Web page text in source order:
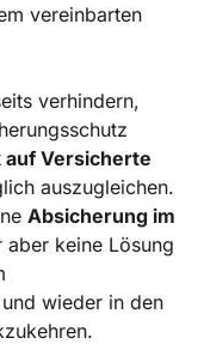
vereinbarten
verhindern,
auf Versicherte
auszugleichen.
Absicherung im
keine Lösung
wieder in den